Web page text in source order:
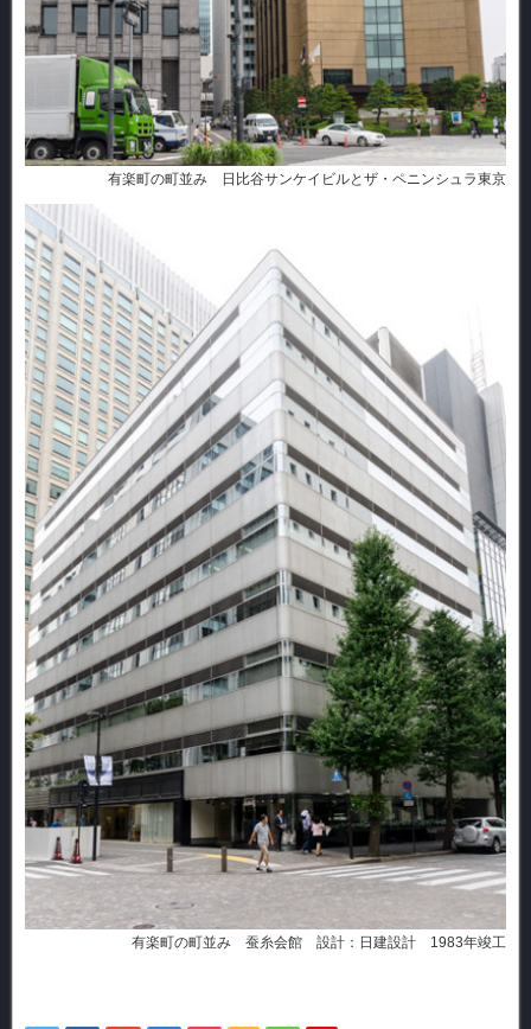
有楽町の町並み 日比谷サンケイビルとザ・ペニンシュラ東京
有楽町の町並み 蚕糸会館 設計：日建設計 1983年竣工